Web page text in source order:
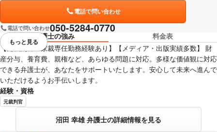
電話で問い合わせ
電話で問い合わせ050-5284-0770
弁護士の強み
料金表
【元裁判官・家裁専任勤務経験あり】【メディア・出版実績多数】 財
産分与、養育費、親権など、あらゆる問題に対応。多様な価値観に対応
できる弁護士が、あなたをサポートいたします。安心して未来へ進んで
いただけるようお手伝いします。
経験・資格
元裁判官
沼田 幸雄 弁護士の詳細情報を見る
視覚的に省略されている要素を
もっと見る